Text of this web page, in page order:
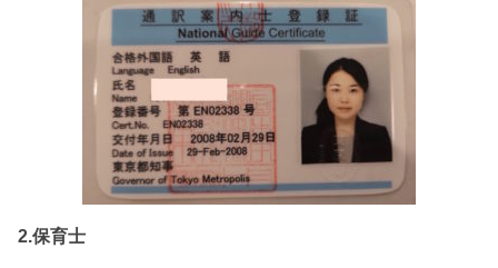
2.保育士